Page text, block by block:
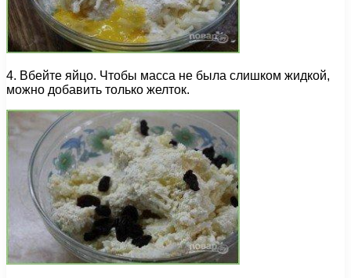
4. Вбейте яйцо. Чтобы масса не была слишком жидкой,
можно добавить только желток.